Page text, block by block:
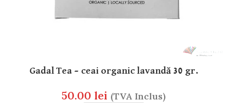
Gadal Tea – ceai organic lavandă 30 gr.
50.00 lei (TVA Inclus)